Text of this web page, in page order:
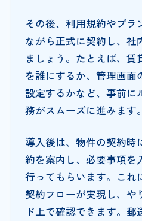
その後、利用規約やプラ
ながら正式に契約し、社
ましょう。たとえば、賃
を誰にするか、管理画面
設定するかなど、事前に
務がスムーズに進みます。
導入後は、物件の契約時
約を案内し、必要事項を
行ってもらいます。これ
契約フローが実現し、や
ド上で確認できます。